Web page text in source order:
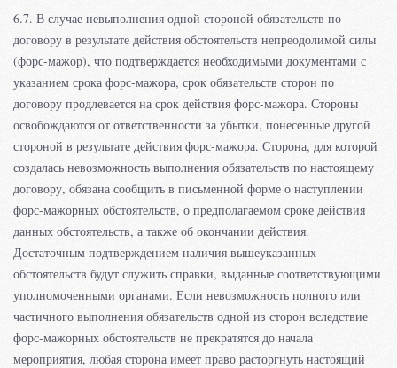
6.7. В случае невыполнения одной стороной обязательств по
договору в результате действия обстоятельств непреодолимой силы
(форс-мажор), что подтверждается необходимыми документами с
указанием срока форс-мажора, срок обязательств сторон по
договору продлевается на срок действия форс-мажора. Стороны
освобождаются от ответственности за убытки, понесенные другой
стороной в результате действия форс-мажора. Сторона, для которой
создалась невозможность выполнения обязательств по настоящему
договору, обязана сообщить в письменной форме о наступлении
форс-мажорных обстоятельств, о предполагаемом сроке действия
данных обстоятельств, а также об окончании действия.
Достаточным подтверждением наличия вышеуказанных
обстоятельств будут служить справки, выданные соответствующими
уполномоченными органами. Если невозможность полного или
частичного выполнения обязательств одной из сторон вследствие
форс-мажорных обстоятельств не прекратятся до начала
мероприятия, любая сторона имеет право расторгнуть настоящий